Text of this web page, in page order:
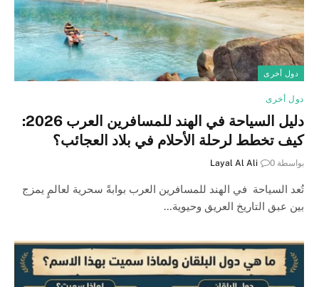
دول أخرى
دول أخرى
دليل السياحة في الهند للمسافرين العرب 2026:
كيف تخطط لرحلة الأحلام في بلاد العجائب؟
بواسطة Layal Al Ali 0
تُعد السياحة في الهند للمسافرين العرب بوابةً سحرية لعالمٍ يمزج
بين عبق التاريخ العريق وحيوية…